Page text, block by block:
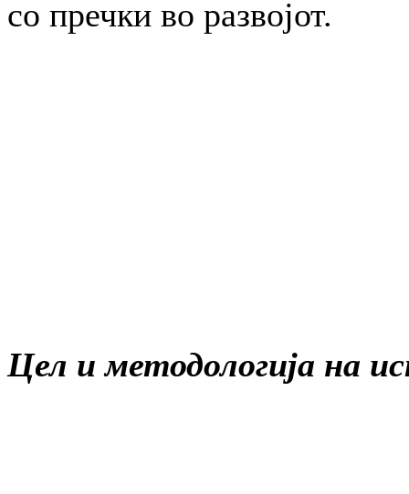
со пречки во развојот.
Цел и методологија на